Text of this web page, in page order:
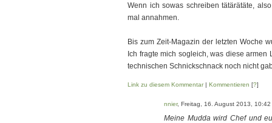
Wenn ich sowas schreiben tätärätäte,
mal annahmen.
Bis zum Zeit-Magazin der letzten Woche
Ich fragte mich sogleich, was diese
technischen Schnickschnack noch nicht
Link zu diesem Kommentar| Kommentieren [?]
nnier, Freitag, 16. August 2013, 10:42
Meine Mudda wird Chef und